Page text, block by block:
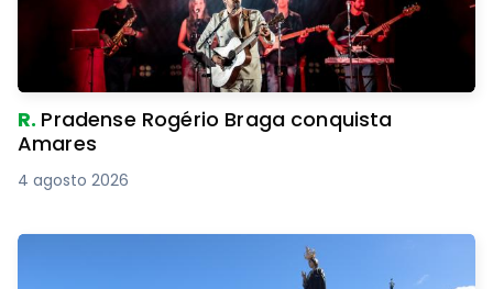
R. Pradense Rogério Braga conquista
Amares
4 agosto 2026